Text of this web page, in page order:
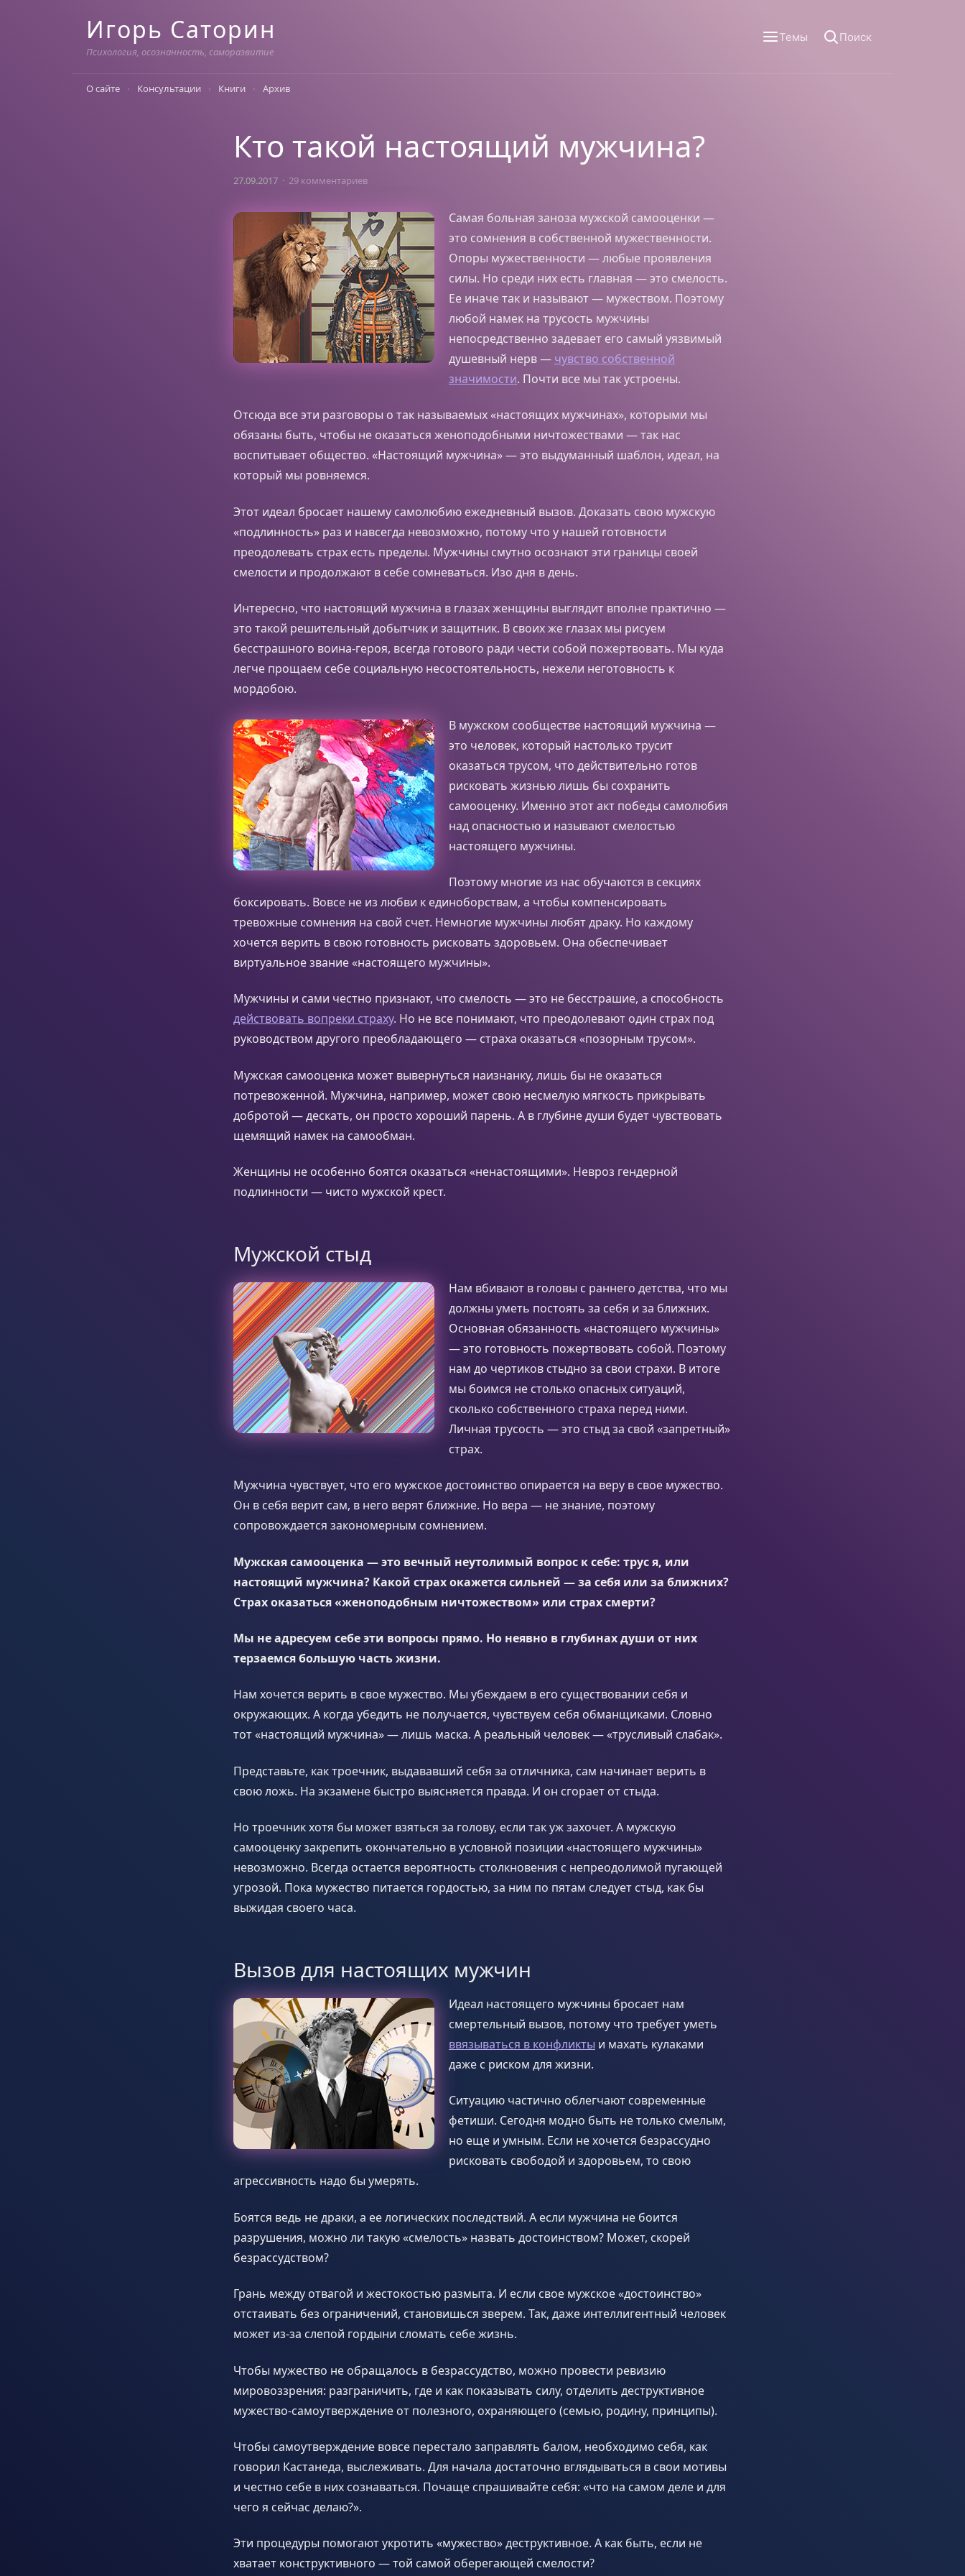
Игорь Саторин
Психология, осознанность, саморазвитие
Темы Поиск
О сайте Консультации Книги Архив
Кто такой настоящий мужчина?
27.09.2017 29 комментариев
Самая больная заноза мужской самооценки —
это сомнения в собственной мужественности.
Опоры мужественности — любые проявления
силы. Но среди них есть главная — это смелость.
Ее иначе так и называют — мужеством. Поэтому
любой намек на трусость мужчины
непосредственно задевает его самый уязвимый
душевный нерв — чувство собственной
значимости. Почти все мы так устроены.
Отсюда все эти разговоры о так называемых «настоящих мужчинах», которыми мы
обязаны быть, чтобы не оказаться женоподобными ничтожествами — так нас
воспитывает общество. «Настоящий мужчина» — это выдуманный шаблон, идеал, на
который мы ровняемся.
Этот идеал бросает нашему самолюбию ежедневный вызов. Доказать свою мужскую
«подлинность» раз и навсегда невозможно, потому что у нашей готовности
преодолевать страх есть пределы. Мужчины смутно осознают эти границы своей
смелости и продолжают в себе сомневаться. Изо дня в день.
Интересно, что настоящий мужчина в глазах женщины выглядит вполне практично —
это такой решительный добытчик и защитник. В своих же глазах мы рисуем
бесстрашного воина-героя, всегда готового ради чести собой пожертвовать. Мы куда
легче прощаем себе социальную несостоятельность, нежели неготовность к
мордобою.
В мужском сообществе настоящий мужчина —
это человек, который настолько трусит
оказаться трусом, что действительно готов
рисковать жизнью лишь бы сохранить
самооценку. Именно этот акт победы самолюбия
над опасностью и называют смелостью
настоящего мужчины.
Поэтому многие из нас обучаются в секциях
боксировать. Вовсе не из любви к единоборствам, а чтобы компенсировать
тревожные сомнения на свой счет. Немногие мужчины любят драку. Но каждому
хочется верить в свою готовность рисковать здоровьем. Она обеспечивает
виртуальное звание «настоящего мужчины».
Мужчины и сами честно признают, что смелость — это не бесстрашие, а способность
действовать вопреки страху. Но не все понимают, что преодолевают один страх под
руководством другого преобладающего — страха оказаться «позорным трусом».
Мужская самооценка может вывернуться наизнанку, лишь бы не оказаться
потревоженной. Мужчина, например, может свою несмелую мягкость прикрывать
добротой — дескать, он просто хороший парень. А в глубине души будет чувствовать
щемящий намек на самообман.
Женщины не особенно боятся оказаться «ненастоящими». Невроз гендерной
подлинности — чисто мужской крест.
Мужской стыд
Нам вбивают в головы с раннего детства, что мы
должны уметь постоять за себя и за ближних.
Основная обязанность «настоящего мужчины»
— это готовность пожертвовать собой. Поэтому
нам до чертиков стыдно за свои страхи. В итоге
мы боимся не столько опасных ситуаций,
сколько собственного страха перед ними.
Личная трусость — это стыд за свой «запретный»
страх.
Мужчина чувствует, что его мужское достоинство опирается на веру в свое мужество.
Он в себя верит сам, в него верят ближние. Но вера — не знание, поэтому
сопровождается закономерным сомнением.
Мужская самооценка — это вечный неутолимый вопрос к себе: трус я, или
настоящий мужчина? Какой страх окажется сильней — за себя или за ближних?
Страх оказаться «женоподобным ничтожеством» или страх смерти?
Мы не адресуем себе эти вопросы прямо. Но неявно в глубинах души от них
терзаемся большую часть жизни.
Нам хочется верить в свое мужество. Мы убеждаем в его существовании себя и
окружающих. А когда убедить не получается, чувствуем себя обманщиками. Словно
тот «настоящий мужчина» — лишь маска. А реальный человек — «трусливый слабак».
Представьте, как троечник, выдававший себя за отличника, сам начинает верить в
свою ложь. На экзамене быстро выясняется правда. И он сгорает от стыда.
Но троечник хотя бы может взяться за голову, если так уж захочет. А мужскую
самооценку закрепить окончательно в условной позиции «настоящего мужчины»
невозможно. Всегда остается вероятность столкновения с непреодолимой пугающей
угрозой. Пока мужество питается гордостью, за ним по пятам следует стыд, как бы
выжидая своего часа.
Вызов для настоящих мужчин
Идеал настоящего мужчины бросает нам
смертельный вызов, потому что требует уметь
ввязываться в конфликты и махать кулаками
даже с риском для жизни.
Ситуацию частично облегчают современные
фетиши. Сегодня модно быть не только смелым,
но еще и умным. Если не хочется безрассудно
рисковать свободой и здоровьем, то свою
агрессивность надо бы умерять.
Боятся ведь не драки, а ее логических последствий. А если мужчина не боится
разрушения, можно ли такую «смелость» назвать достоинством? Может, скорей
безрассудством?
Грань между отвагой и жестокостью размыта. И если свое мужское «достоинство»
отстаивать без ограничений, становишься зверем. Так, даже интеллигентный человек
может из-за слепой гордыни сломать себе жизнь.
Чтобы мужество не обращалось в безрассудство, можно провести ревизию
мировоззрения: разграничить, где и как показывать силу, отделить деструктивное
мужество-самоутверждение от полезного, охраняющего (семью, родину, принципы).
Чтобы самоутверждение вовсе перестало заправлять балом, необходимо себя, как
говорил Кастанеда, выслеживать. Для начала достаточно вглядываться в свои мотивы
и честно себе в них сознаваться. Почаще спрашивайте себя: «что на самом деле и для
чего я сейчас делаю?».
Эти процедуры помогают укротить «мужество» деструктивное. А как быть, если не
хватает конструктивного — той самой оберегающей смелости?